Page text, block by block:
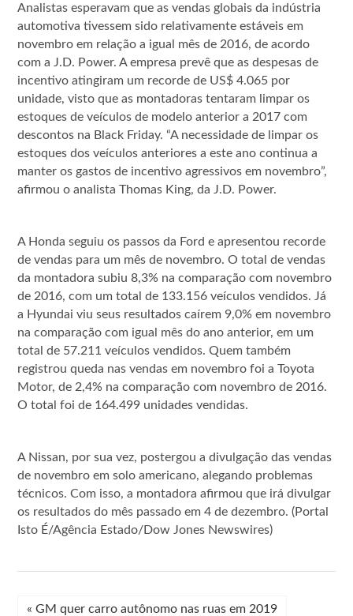
Analistas esperavam que as vendas globais da indústria
automotiva tivessem sido relativamente estáveis em
novembro em relação a igual mês de 2016, de acordo
com a J.D. Power. A empresa prevê que as despesas de
incentivo atingiram um recorde de US$ 4.065 por
unidade, visto que as montadoras tentaram limpar os
estoques de veículos de modelo anterior a 2017 com
descontos na Black Friday. “A necessidade de limpar os
estoques dos veículos anteriores a este ano continua a
manter os gastos de incentivo agressivos em novembro”,
afirmou o analista Thomas King, da J.D. Power.
A Honda seguiu os passos da Ford e apresentou recorde
de vendas para um mês de novembro. O total de vendas
da montadora subiu 8,3% na comparação com novembro
de 2016, com um total de 133.156 veículos vendidos. Já
a Hyundai viu seus resultados caírem 9,0% em novembro
na comparação com igual mês do ano anterior, em um
total de 57.211 veículos vendidos. Quem também
registrou queda nas vendas em novembro foi a Toyota
Motor, de 2,4% na comparação com novembro de 2016.
O total foi de 164.499 unidades vendidas.
A Nissan, por sua vez, postergou a divulgação das vendas
de novembro em solo americano, alegando problemas
técnicos. Com isso, a montadora afirmou que irá divulgar
os resultados do mês passado em 4 de dezembro. (Portal
Isto É/Agência Estado/Dow Jones Newswires)
« GM quer carro autônomo nas ruas em 2019